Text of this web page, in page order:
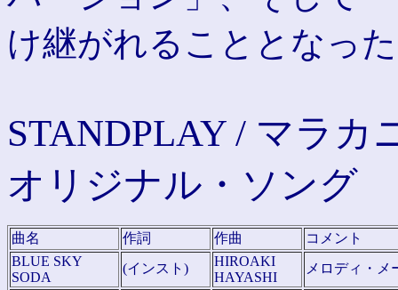
け継がれることとなっ
STANDPLAY / マラカ
オリジナル・ソング
曲名 作詞 作曲
コメント
BLUE SKY
SODA
(インスト)
HIROAKI
HAYASHI
メロディ・